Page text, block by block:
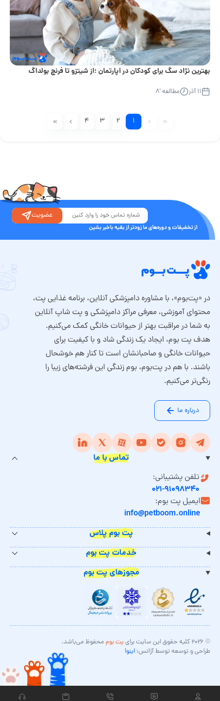
بهترین نژاد سگ برای کودکان در آپارتمان ؛از شیتزو تا فرنچ بولداگ
۱۱ آذر مطالعه '۸
۱ ۲ ۳ ۴
از تخفیفات و دوره‌های ما زودتر از بقیه باخبر بشین
عضویت
در «پت‌بوم»، با مشاوره دامپزشکی آنلاین، برنامه غذایی پت،
محتوای آموزشی، معرفی مراکز دامپزشکی و پت شاپ آنلاین
به شما در مراقبت بهتر از حیوانات خانگی کمک می‌کنیم.
هدف پت بوم، ایجاد یک زندگی شاد و با کیفیت برای
حیوانات خانگی و صاحبانشان است تا کنار هم خوشحال
باشند. با هم در پت‌بوم، بوم زندگی این فرشته‌های زیبا را
رنگی‌تر می‌کنیم.
درباره ما
تماس با ما
تلفن پشتیبانی:
۰۲۱-۹۱۰۹۸۳۴۰
ایمیل پت بوم:
info@petboom.online
پت بوم پلاس
خدمات پت بوم
مجوزهای پت بوم
© ۲۰۲۶ کلیه حقوق این سایت برای پت بوم محفوظ می‌باشد.
طراحی و توسعه توسط آژانس: اینوا